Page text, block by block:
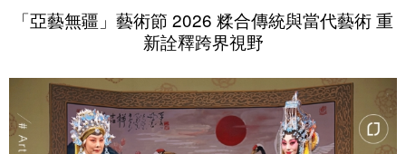
「亞藝無疆」藝術節 2026 糅合傳統與當代藝術 重
新詮釋跨界視野